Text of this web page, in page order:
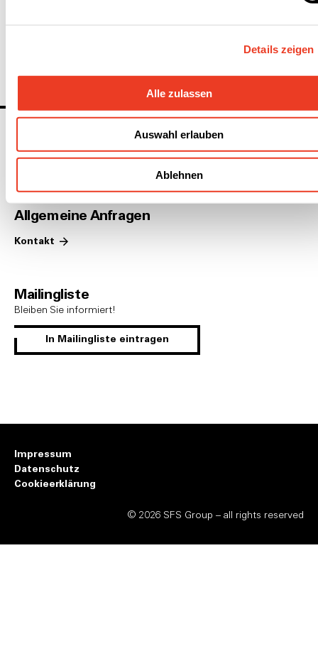
Details zeigen
Alle zulassen
Auswahl erlauben
Ablehnen
PDF|112.55 KB
linkedin
youtube
instagram
Allgemeine Anfragen
Kontakt
Mailingliste
Bleiben Sie informiert!
In Mailingliste eintragen
Impressum
Datenschutz
Cookieerklärung
© 2026 SFS Group – all rights reserved